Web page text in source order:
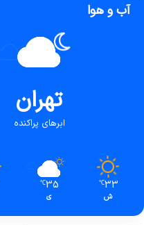
آب و هوا
تهران
ابرهای پراکنده
33
℃
ش
35
℃
ی